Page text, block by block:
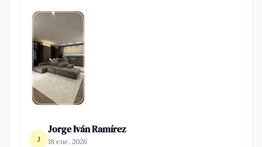
J
Jorge Iván Ramírez
18 ene. 2026